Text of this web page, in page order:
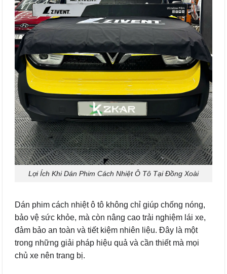
Lợi Ích Khi Dán Phim Cách Nhiệt Ô Tô Tại Đồng Xoài
Dán phim cách nhiệt ô tô không chỉ giúp chống nóng,
bảo vệ sức khỏe, mà còn nâng cao trải nghiệm lái xe,
đảm bảo an toàn và tiết kiệm nhiên liệu. Đây là một
trong những giải pháp hiệu quả và cần thiết mà mọi
chủ xe nên trang bị.